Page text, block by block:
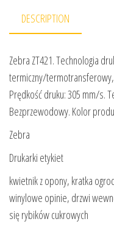
DESCRIPTION
Zebra ZT421. Technologia
termiczny/termotransferowy,
Prędkość druku: 305 mm/s.
Bezprzewodowy. Kolor
Zebra
Drukarki etykiet
kwietnik z opony, kratka
winylowe opinie, drzwi
się rybików cukrowych